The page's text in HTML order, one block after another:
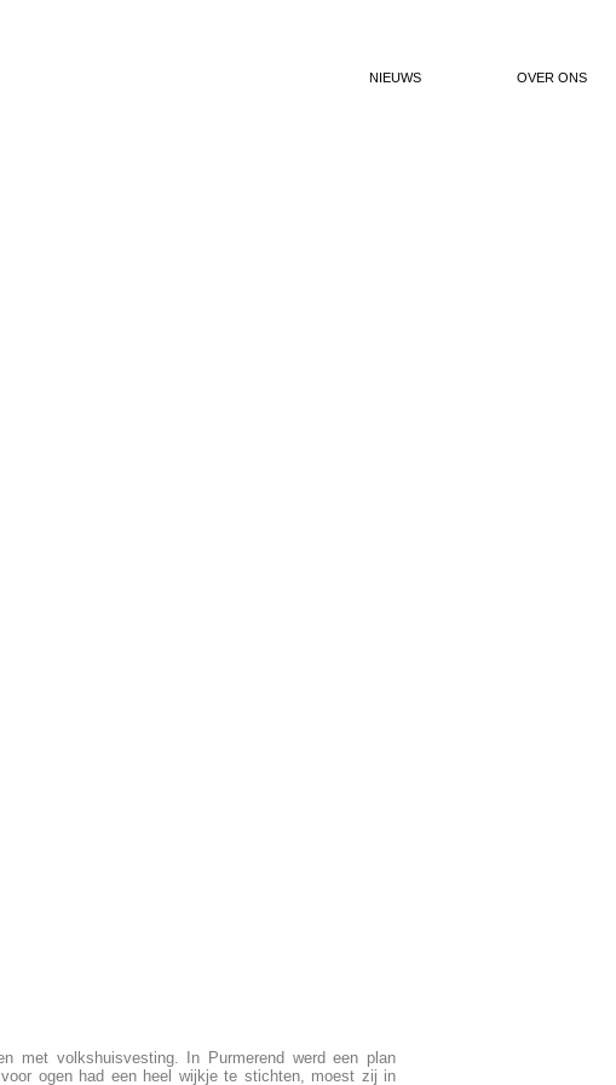
NIEUWS OVER ONS
met volkshuisvesting. In Purmerend werd een plan
ogen had een heel wijkje te stichten, moest zij in